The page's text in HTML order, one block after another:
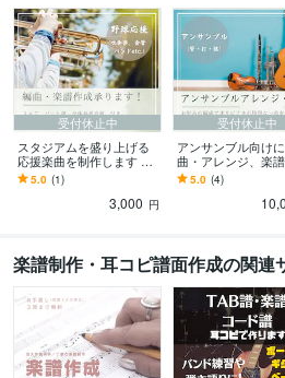
受付休止中
スタジアムを盛り上げる
応援楽曲を制作します 応
援を熱くする！プロによ
る吹奏楽の野球応援楽曲
5.0 (1)
3,000 円
受付休止中
アンサンブル向け
曲・アレンジ、楽譜
成します 〜お好みの
をご希望の編成で〜
5.0 (4)
楽譜制作・耳コピ譜面作成の関連